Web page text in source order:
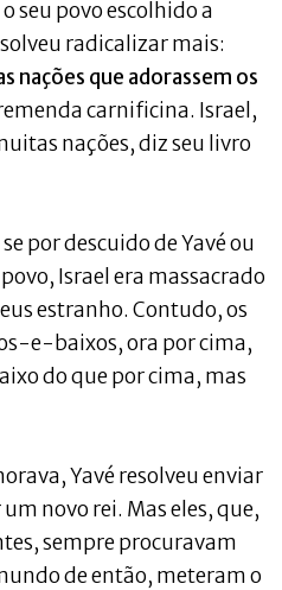
seu povo escolhido a
radicalizar mais:
nações que adorassem os
carnificina. Israel,
nações, diz seu livro
por descuido de Yavé ou
Israel era massacrado
estranho. Contudo, os
e-baixos, ora por cima,
do que por cima, mas
Yavé resolveu enviar
novo rei. Mas eles, que,
sempre procuravam
de então, meteram o